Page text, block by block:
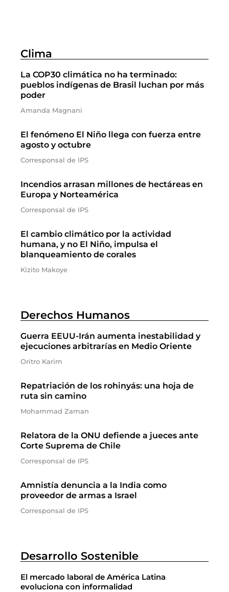
Clima
La COP30 climática no ha terminado:
pueblos indígenas de Brasil luchan por más
poder
Amanda Magnani
El fenómeno El Niño llega con fuerza entre
agosto y octubre
Corresponsal de IPS
Incendios arrasan millones de hectáreas en
Europa y Norteamérica
Corresponsal de IPS
El cambio climático por la actividad
humana, y no El Niño, impulsa el
blanqueamiento de corales
Kizito Makoye
Derechos Humanos
Guerra EEUU-Irán aumenta inestabilidad y
ejecuciones arbitrarías en Medio Oriente
Oritro Karim
Repatriación de los rohinyás: una hoja de
ruta sin camino
Mohammad Zaman
Relatora de la ONU defiende a jueces ante
Corte Suprema de Chile
Corresponsal de IPS
Amnistía denuncia a la India como
proveedor de armas a Israel
Corresponsal de IPS
Desarrollo Sostenible
El mercado laboral de América Latina
evoluciona con informalidad